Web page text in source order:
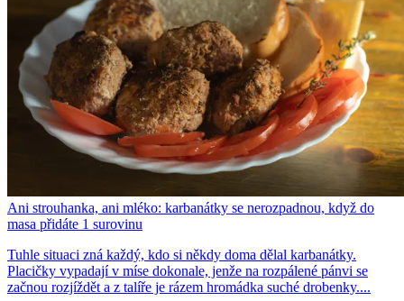
Ani strouhanka, ani mléko: karbanátky se nerozpadnou, když do
masa přidáte 1 surovinu
Tuhle situaci zná každý, kdo si někdy doma dělal karbanátky.
Placičky vypadají v míse dokonale, jenže na rozpálené pánvi se
začnou rozjíždět a z talíře je rázem hromádka suché drobenky....